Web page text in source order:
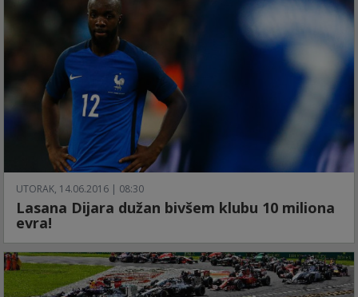
UTORAK, 14.06.2016 | 08:30
Lasana Dijara dužan bivšem klubu 10 miliona
evra!